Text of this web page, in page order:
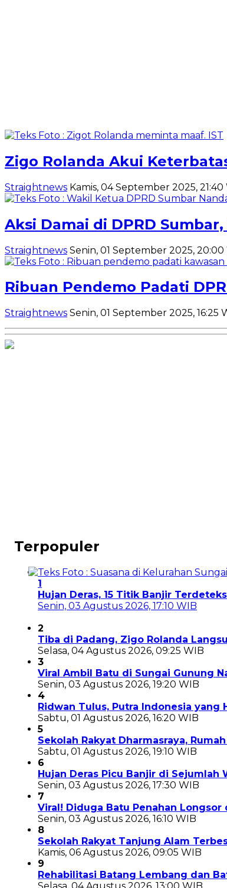
Zigo Rolanda Akui
Straightnews Kamis, 04 September 2025, 21:40
Aksi Damai di DPRD
Straightnews Senin, 01 September 2025, 20:00
Ribuan Pendemo Padati
Straightnews Senin, 01 September 2025, 16:25
Terpopuler
1
Hujan Deras, 15 Titik Banjir
Senin, 03 Agustus 2026, 17:10 WIB
2
Tiba di Padang, Zigo Rolanda
Selasa, 04 Agustus 2026, 09:25 WIB
3
Viral Ambil Batu di Sungai Gunung
Senin, 03 Agustus 2026, 19:20 WIB
4
Ridwan Tulus, Putra Indonesia yang
Sabtu, 01 Agustus 2026, 16:20 WIB
5
Sekolah Rakyat Dharmasraya,
Sabtu, 01 Agustus 2026, 19:10 WIB
6
Hujan Deras Picu Banjir di Sejumlah
Senin, 03 Agustus 2026, 17:30 WIB
7
Viral! Diduga Batu Penahan
Senin, 03 Agustus 2026, 16:10 WIB
8
Sekolah Rakyat Tanjung Alam
Kamis, 06 Agustus 2026, 09:05 WIB
9
Rehabilitasi Batang Lembang dan